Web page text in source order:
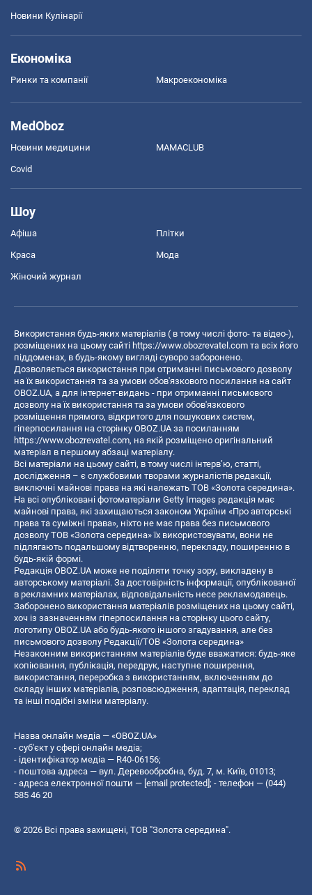
Новини Кулінарії
Економіка
Ринки та компанії Макроекономіка
MedOboz
Новини медицини MAMACLUB
Covid
Шоу
Афіша Плітки
Краса Мода
Жіночий журнал
Використання будь-яких матеріалів ( в тому числі фото- та відео-),
розміщених на цьому сайті https://www.obozrevatel.com та всіх його
піддоменах, в будь-якому вигляді суворо заборонено.
Дозволяється використання при отриманні письмового дозволу
на їх використання та за умови обов'язкового посилання на сайт
OBOZ.UA, а для інтернет-видань - при отриманні письмового
дозволу на їх використання та за умови обов'язкового
розміщення прямого, відкритого для пошукових систем,
гіперпосилання на сторінку OBOZ.UA за посиланням
https://www.obozrevatel.com, на якій розміщено оригінальний
матеріал в першому абзаці матеріалу.
Всі матеріали на цьому сайті, в тому числі інтерв’ю, статті,
дослідження – є службовими творами журналістів редакції,
виключні майнові права на які належать ТОВ «Золота середина».
На всі опубліковані фотоматеріали Getty Images редакція має
майнові права, які захищаються законом України «Про авторські
права та суміжні права», ніхто не має права без письмового
дозволу ТОВ «Золота середина» їх використовувати, вони не
підлягають подальшому відтворенню, перекладу, поширенню в
будь-якій формі.
Редакція OBOZ.UA може не поділяти точку зору, викладену в
авторському матеріалі. За достовірність інформації, опублікованої
в рекламних матеріалах, відповідальність несе рекламодавець.
Заборонено використання матеріалів розміщених на цьому сайті,
хоч із зазначенням гіперпосилання на сторінку цього сайту,
логотипу OBOZ.UA або будь-якого іншого згадування, але без
письмового дозволу Редакції/ТОВ «Золота середина»
Незаконним використанням матеріалів буде вважатися: будь-яке
копiювання, публiкацiя, передрук, наступне поширення,
використання, переробка з використанням, включенням до
складу інших матеріалів, розповсюдження, адаптація, переклад
та інші подібні зміни матеріалу.
Назва онлайн медіа — «OBOZ.UA»
- суб'єкт у сфері онлайн медіа;
- ідентифікатор медіа — R40-06156;
- поштова адреса — вул. Деревообробна, буд. 7, м. Київ, 01013;
- адреса електронної пошти — [email protected]; - телефон — (044)
585 46 20
© 2026 Всі права захищені, ТОВ "Золота середина".